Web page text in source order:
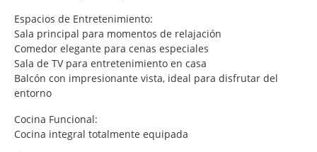
Espacios de Entretenimiento:
Sala principal para momentos de relajación
Comedor elegante para cenas especiales
Sala de TV para entretenimiento en casa
Balcón con impresionante vista, ideal para disfrutar del
entorno
Cocina Funcional:
Cocina integral totalmente equipada